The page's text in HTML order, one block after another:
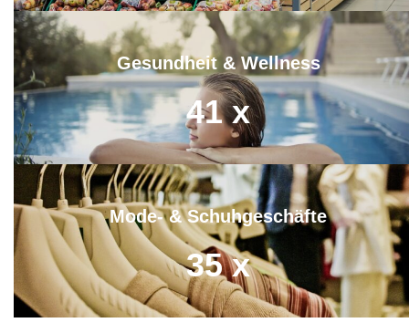
Gesundheit & Wellness
41 x
Mode- & Schuhgeschäfte
35 x